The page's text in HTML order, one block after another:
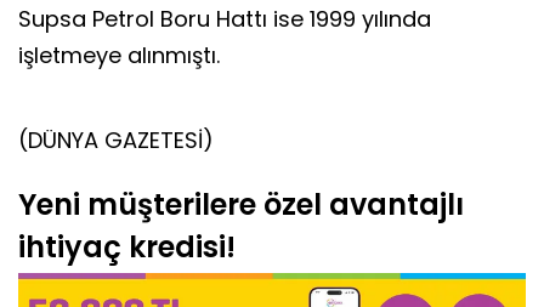
Supsa Petrol Boru Hattı ise 1999 yılında
işletmeye alınmıştı.
(DÜNYA GAZETESİ)
Yeni müşterilere özel avantajlı
ihtiyaç kredisi!